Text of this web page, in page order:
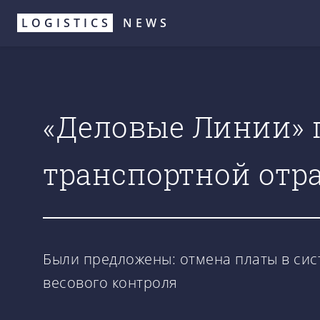
Перейти
LOGISTICS NEWS
«Деловые
транспортной
Были предложены: отмена платы в
весового контроля